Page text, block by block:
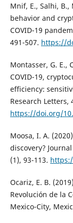
Mnif, E., Salhi, B.,
behavior and
COVID-19
491-507. https://
Montasser, G. E.,
COVID-19,
efficiency:
Research Letters,
https://doi.org/
Moosa, I. A.
discovery?
(1), 93-113.
Ocariz, E. B.
Revolución de la
Mexico-City,